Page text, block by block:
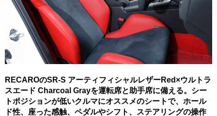
RECAROのSR-S アーティフィシャルレザーRed×ウルトラ
スエード Charcoal Grayを運転席と助手席に備える。シー
トポジションが低いクルマにオススメのシートで、ホール
ド性、座った感触、ペダルやシフト、ステアリングの操作